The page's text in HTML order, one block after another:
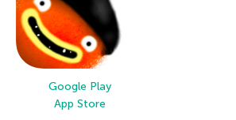
Google Play
App Store